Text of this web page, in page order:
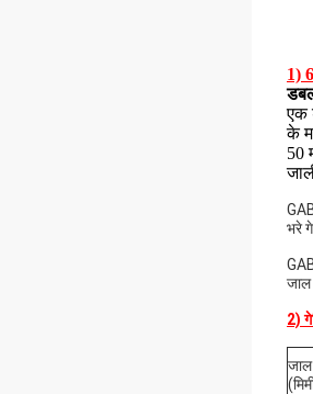
1)
एक
के
50
भरे
जाल
2)